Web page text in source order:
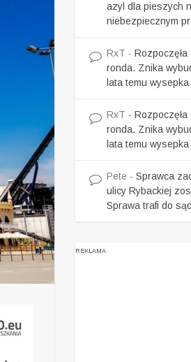
azyl dla pieszych
niebezpiecznym
RxT -
ronda. Znika
lata temu
RxT -
ronda. Znika
lata temu
Pete - Sprawca
ulicy Rybackiej
Sprawa trafi do
REKLAMA